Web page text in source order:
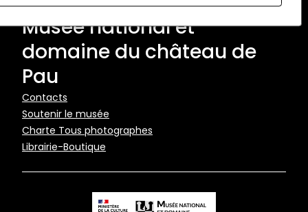
Musée national et
domaine du château de
Pau
Pied
de
page
Contacts
Soutenir le musée
Charte Tous photographes
Librairie-Boutique